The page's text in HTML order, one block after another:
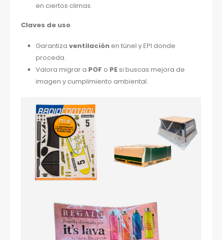
en ciertos climas.
Claves de uso
Garantiza ventilaciónen túnel y EPI donde
proceda.
Valora migrar a POF o PEsi buscas mejora de
imagen y cumplimiento ambiental.